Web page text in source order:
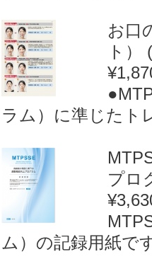
お口
ト）
ラム）に準じたト
プロ
ム）の記録用紙で